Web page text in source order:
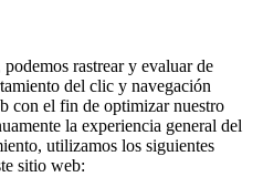
rastrear y evaluar de
del clic y navegación
con el fin de optimizar nuestro
la experiencia general del
utilizamos los siguientes
sitio web: